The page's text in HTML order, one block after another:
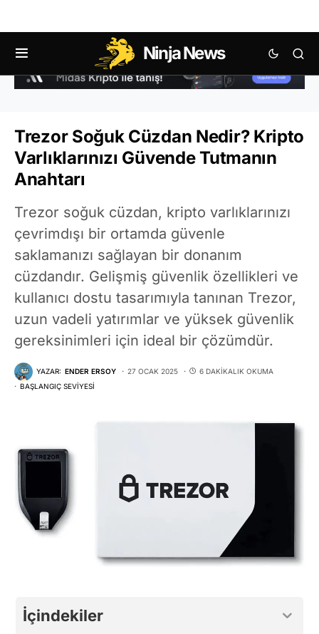
Ninja News
Trezor Soğuk Cüzdan Nedir? Kripto
Varlıklarınızı Güvende Tutmanın
Anahtarı
Trezor soğuk cüzdan, kripto varlıklarınızı
çevrimdışı bir ortamda güvenle
saklamanızı sağlayan bir donanım
cüzdandır. Gelişmiş güvenlik özellikleri ve
kullanıcı dostu tasarımıyla tanınan Trezor,
uzun vadeli yatırımlar ve yüksek güvenlik
gereksinimleri için ideal bir çözümdür.
YAZAR: ENDER ERSOY 27 OCAK 2025
6 DAKIKALIK OKUMA
BAŞLANGIÇ SEVIYESI
İçindekiler